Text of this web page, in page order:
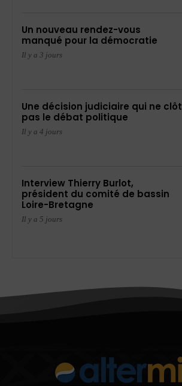
Un nouveau rendez-vous
manqué pour la démocratie
Il y a 3 jours
Une décision judiciaire qui ne clôt
pas le débat politique
Il y a 4 jours
Interview Thierry Burlot,
président du comité de bassin
Loire-Bretagne
Il y a 5 jours